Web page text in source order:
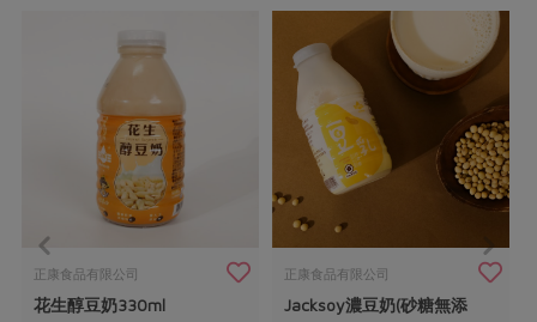
正康食品有限公司
花生醇豆奶330ml
正康食品有限公司
Jacksoy濃豆奶(砂糖無添